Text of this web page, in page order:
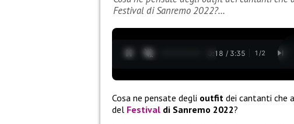
Festival di Sanremo 2022?…
0:19 / 3:35 1 /2
Cosa ne pensate degli outfit dei cantanti che
del Festival di Sanremo 2022?